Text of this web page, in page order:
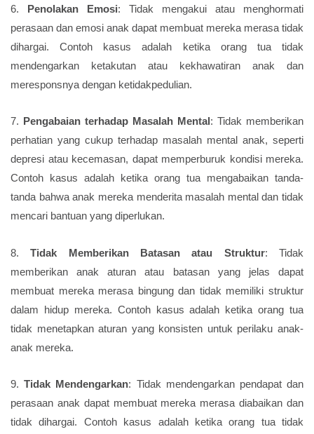
6. Penolakan Emosi: Tidak mengakui atau menghormati
perasaan dan emosi anak dapat membuat mereka merasa tidak
dihargai. Contoh kasus adalah ketika orang tua tidak
mendengarkan ketakutan atau kekhawatiran anak dan
meresponsnya dengan ketidakpedulian.
7. Pengabaian terhadap Masalah Mental: Tidak memberikan
perhatian yang cukup terhadap masalah mental anak, seperti
depresi atau kecemasan, dapat memperburuk kondisi mereka.
Contoh kasus adalah ketika orang tua mengabaikan tanda-
tanda bahwa anak mereka menderita masalah mental dan tidak
mencari bantuan yang diperlukan.
8.Tidak Memberikan Batasan atau Struktur: Tidak
memberikan anak aturan atau batasan yang jelas dapat
membuat mereka merasa bingung dan tidak memiliki struktur
dalam hidup mereka. Contoh kasus adalah ketika orang tua
tidak menetapkan aturan yang konsisten untuk perilaku anak-
anak mereka.
9.Tidak Mendengarkan: Tidak mendengarkan pendapat dan
perasaan anak dapat membuat mereka merasa diabaikan dan
tidak dihargai. Contoh kasus adalah ketika orang tua tidak